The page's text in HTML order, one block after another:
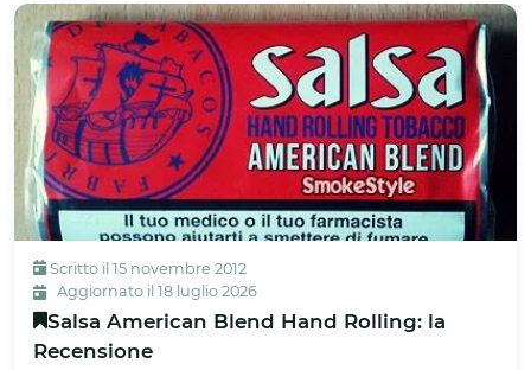
Scritto il 15 novembre 2012
Aggiornato il 18 luglio 2026
Salsa American Blend Hand Rolling: la
Recensione